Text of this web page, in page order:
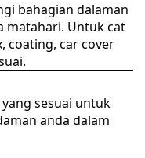
bahagian dalaman
matahari. Untuk cat
coating, car cover
sesuai untuk
anda dalam